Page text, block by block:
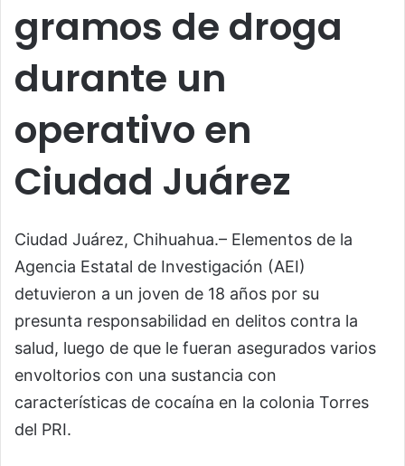
gramos de droga
durante un
operativo en
Ciudad Juárez
Ciudad Juárez, Chihuahua.– Elementos de la
Agencia Estatal de Investigación (AEI)
detuvieron a un joven de 18 años por su
presunta responsabilidad en delitos contra la
salud, luego de que le fueran asegurados varios
envoltorios con una sustancia con
características de cocaína en la colonia Torres
del PRI.